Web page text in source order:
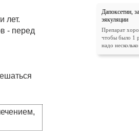
лет.
- перед
Дапоксетин,
эякуляции
Препарат
чтобы было 1
надо